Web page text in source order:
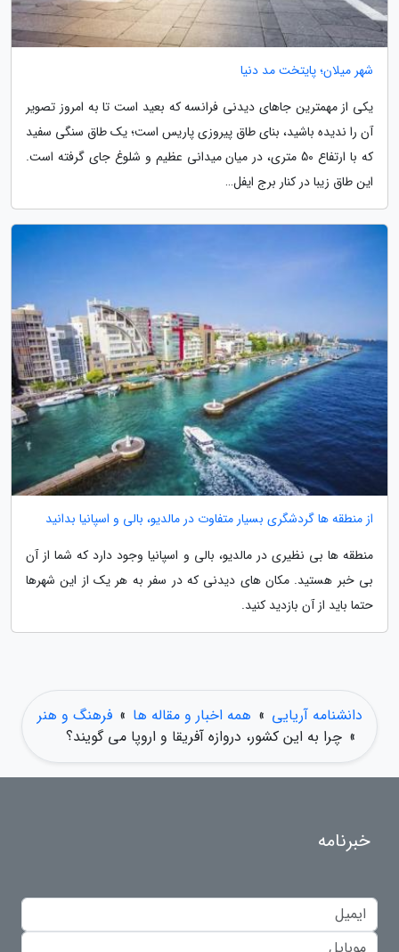
شهر میلان؛ پایتخت مد دنیا
یکی از مهمترین جاهای دیدنی فرانسه که بعید است تا به امروز تصویر
آن را ندیده باشید، بنای طاق پیروزی پاریس است؛ یک طاق سنگی سفید
که با ارتفاع 50 متری، در میان میدانی عظیم و شلوغ جای گرفته است.
این طاق زیبا در کنار برج ایفل…
از منطقه ها گردشگری بسیار متفاوت در مالدیو، بالی و اسپانیا بدانید
منطقه ها بی نظیری در مالدیو، بالی و اسپانیا وجود دارد که شما از آن
بی خبر هستید. مکان های دیدنی که در سفر به هر یک از این شهرها
حتما باید از آن بازدید کنید.
دانشنامه آریایی » همه اخبار و مقاله ها » فرهنگ و هنر
» چرا به این کشور، دروازه آفریقا و اروپا می گویند؟
خبرنامه